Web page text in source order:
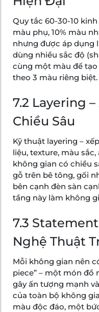
Quy tắc 60-30-10
màu phụ, 10% màu
nhưng được áp dụng
dùng nhiều sắc độ
cùng một màu để tạo
theo 3 màu riêng biệt.
7.2 Layering
Chiều Sâu
Kỹ thuật layering –
liệu, texture, màu
không gian có chiều
gỗ trên bê tông, gối
bên cạnh đèn sàn
tầng này làm không
7.3
Nghệ Thuật
Mỗi không gian nên
piece” – một món đồ
gây ấn tượng mạnh
của toàn bộ không
màu độc đáo, một